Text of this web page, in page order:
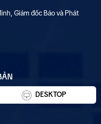
10
Giám đốc Báo và Phát
DESKTOP